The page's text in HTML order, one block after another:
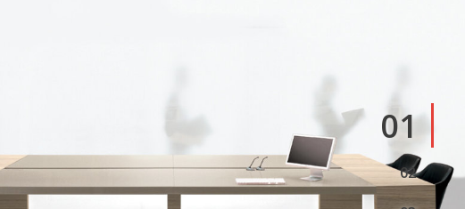
1
2